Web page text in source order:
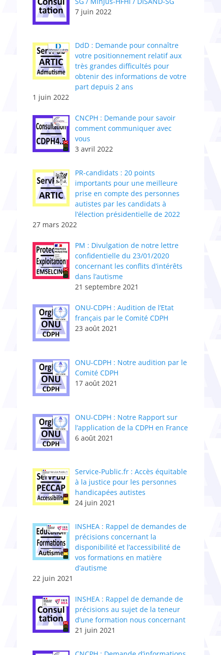
7 juin 2022
DdD : Demande pour connaître
votre positionnement relatif aux
très grandes difficultés pour
obtenir des informations de votre
part depuis 2 ans
1 juin 2022
CNCPH : Demande pour savoir
comment communiquer avec
vous
3 avril 2022
PR-candidats : 20 points
importants pour une meilleure
prise en compte des personnes
autistes par les candidats à
l’élection présidentielle de 2022
27 mars 2022
PM : Divulgation de notre lettre
confidentielle du 23/01/2020
concernant les conflits d’intérêts
dans l’autisme
21 septembre 2021
ONU-CDPH : Audition de l’Etat
français par le Comité CDPH
23 août 2021
ONU-CDPH : Notre audition par le
Comité CDPH
17 août 2021
ONU-CDPH : Notre Rapport sur
l’application de la CDPH en France
6 août 2021
Service-Public.fr : Accès équitable
à la justice pour les personnes
handicapées autistes
24 juin 2021
INSHEA : Rappel de demandes de
précisions concernant la
disponibilité et l’accessibilité de
vos formations en matière
d’autisme
22 juin 2021
INSHEA : Rappel de demande de
précisions au sujet de la teneur
d’une formation nous concernant
21 juin 2021